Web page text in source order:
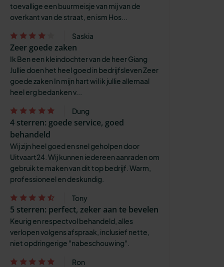
toevallige een buurmeisje van mij van de
overkant van de straat, en ism Hos...
Saskia
Zeer goede zaken
Ik Ben een kleindochter van de heer Giang
Jullie doen het heel goed in bedrijfsleven Zeer
goede zaken In mijn hart wil ik jullie allemaal
heel erg bedanken v...
Dung
4 sterren: goede service, goed
behandeld
Wij zijn heel goed en snel geholpen door
Uitvaart24. Wij kunnen iedereen aanraden om
gebruik te maken van dit top bedrijf. Warm,
professioneel en deskundig.
Tony
5 sterren: perfect, zeker aan te bevelen
Keurig en respectvol behandeld, alles
verlopen volgens afspraak, inclusief nette,
niet opdringerige "nabeschouwing".
Ron